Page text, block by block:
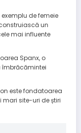
de femeie
un
mai influente
Spanx, o
îmbrăcămintei
este fondatoarea
mari site-uri de știri